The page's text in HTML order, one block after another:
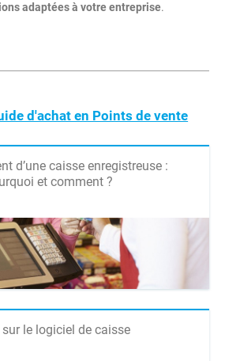
adaptées à votre entreprise.
d'achat en Points de vente
d’une caisse enregistreuse :
et comment ?
le logiciel de caisse